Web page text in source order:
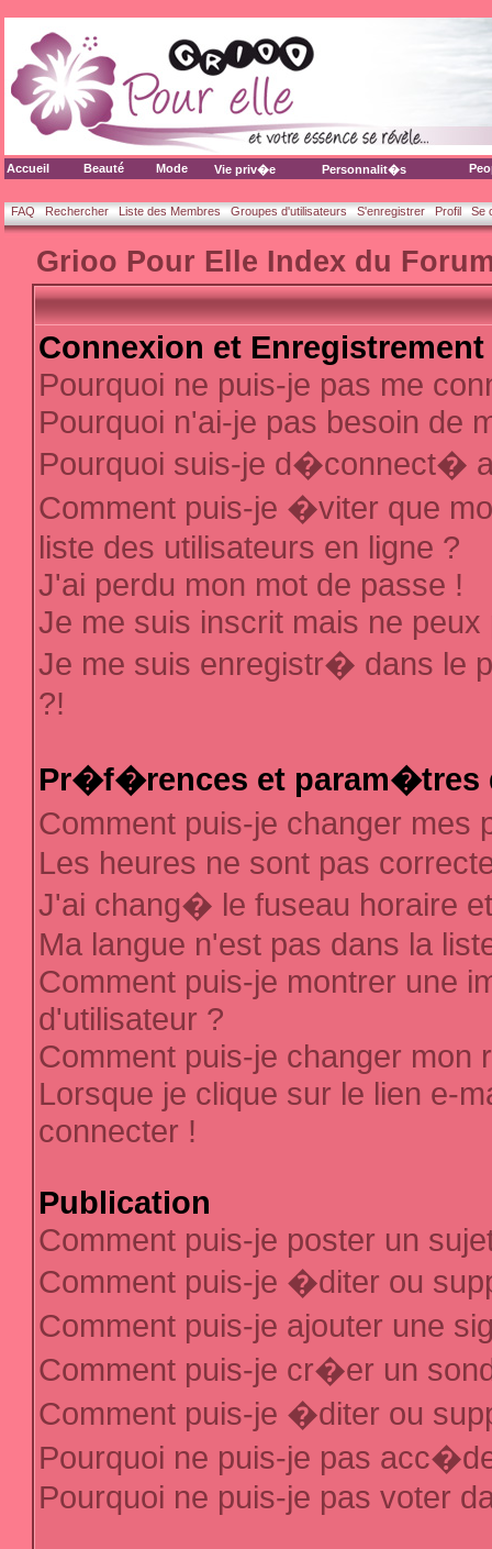
Accueil Beauté Mode Vie priv�e Personnalit�s
FAQ Rechercher Liste des Membres Groupes d'utilisateurs S'enregistrer Profil Se
Grioo Pour Elle Index du
Connexion et Enregistrement
Pourquoi ne puis-je pas me
Pourquoi n'ai-je pas besoin de
Pourquoi suis-je d�connect�
Comment puis-je �viter que
liste des utilisateurs en ligne ?
J'ai perdu mon mot de passe !
Je me suis inscrit mais ne
Je me suis enregistr� dans le
?!
Pr�f�rences et param�tres
Comment puis-je changer
Les heures ne sont pas
J'ai chang� le fuseau horaire
Ma langue n'est pas dans la
Comment puis-je montrer une
d'utilisateur ?
Comment puis-je changer mon
Lorsque je clique sur le lien e-
connecter !
Publication
Comment puis-je poster un
Comment puis-je �diter ou
Comment puis-je ajouter une
Comment puis-je cr�er un
Comment puis-je �diter ou
Pourquoi ne puis-je pas
Pourquoi ne puis-je pas voter